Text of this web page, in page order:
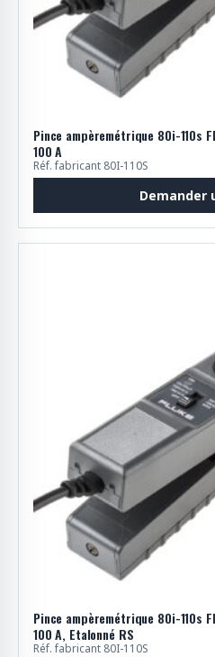
Pince ampèremétrique 80i-110s
100 A
Réf. fabricant 80I-110S
Demander
Pince ampèremétrique 80i-110s
100 A, Etalonné RS
Réf. fabricant 80I-110S